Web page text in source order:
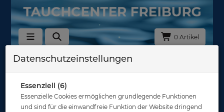
0 Artikel
Mares Ersatzteile & Kits
In dieser Ansicht sind keine Produkte verfügbar
Gut abgesichert?
Datenschutzeinstellungen
Essenziell (6)
Essenzielle Cookies ermöglichen grundlegende Funktionen
und sind für die einwandfreie Funktion der Website dringend